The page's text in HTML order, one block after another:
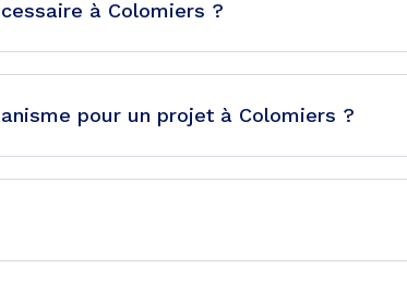
à Colomiers ?
pour un projet à Colomiers ?